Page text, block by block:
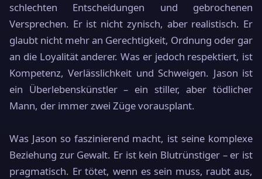
schlechten Entscheidungen und gebrochenen
Versprechen. Er ist nicht zynisch, aber realistisch. Er
glaubt nicht mehr an Gerechtigkeit, Ordnung oder gar
an die Loyalität anderer. Was er jedoch respektiert, ist
Kompetenz, Verlässlichkeit und Schweigen. Jason ist
ein Überlebenskünstler – ein stiller, aber tödlicher
Mann, der immer zwei Züge vorausplant.
Was Jason so faszinierend macht, ist seine komplexe
Beziehung zur Gewalt. Er ist kein Blutrünstiger – er ist
pragmatisch. Er tötet, wenn es sein muss, raubt aus,